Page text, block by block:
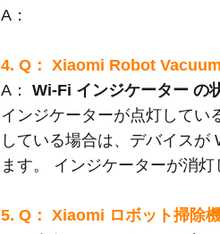
A：
4. Q： Xiaomi Robot
A：
Wi-Fi インジケーター の
インジケーターが点灯してい
している場合は、デバイス
ます。 インジケーターが消
5. Q： Xiaomi ロボット掃除